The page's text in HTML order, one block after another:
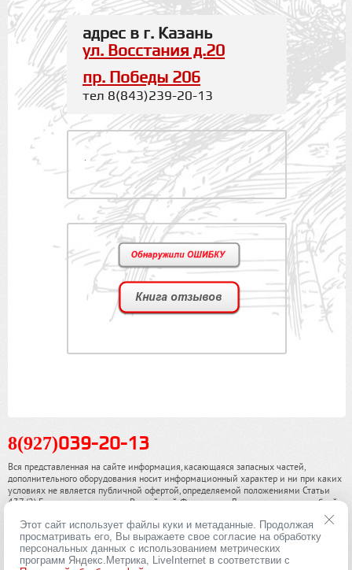
адрес в г. Казань
ул. Восстания д.20
пр. Победы 206
тел 8(843)239-20-13
.
8(927)039-20-13
Вся представленная на сайте информация, касающаяся запасных частей,
дополнительного оборудования носит информационный характер и ни при каких
условиях не является публичной офертой, определяемой положениями Статьи
437 (2) Гражданского кодекса Российской Федерации. Для получения подробной
информации, пожалуйста, обращайтесь к нашим специалистам. чинамобил.рф ©
2013-2026. Все права охраняются законом.
Политика конфиденциальности
Этот сайт использует файлы куки и метаданные. Продолжая
просматривать его, Вы выражаете свое согласие на обработку
персональных данных с использованием метрических
программ Яндекс.Метрика, LiveInternet в соответствии с